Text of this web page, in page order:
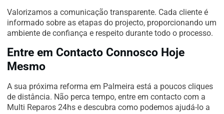
Valorizamos a comunicação transparente. Cada cliente é
informado sobre as etapas do projecto, proporcionando um
ambiente de confiança e respeito durante todo o processo.
Entre em Contacto Connosco Hoje
Mesmo
A sua próxima reforma em Palmeira está a poucos cliques
de distância. Não perca tempo, entre em contacto com a
Multi Reparos 24hs e descubra como podemos ajudá-lo a